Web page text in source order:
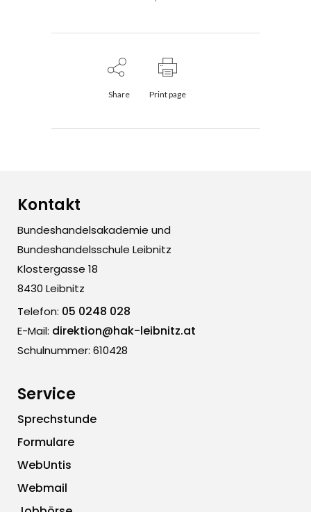
Share Print page
Kontakt
Bundeshandelsakademie und
Bundeshandelsschule Leibnitz
Klostergasse 18
8430 Leibnitz
Telefon: 05 0248 028
E-Mail: direktion@hak-leibnitz.at
Schulnummer: 610428
Service
Sprechstunde
Formulare
WebUntis
Webmail